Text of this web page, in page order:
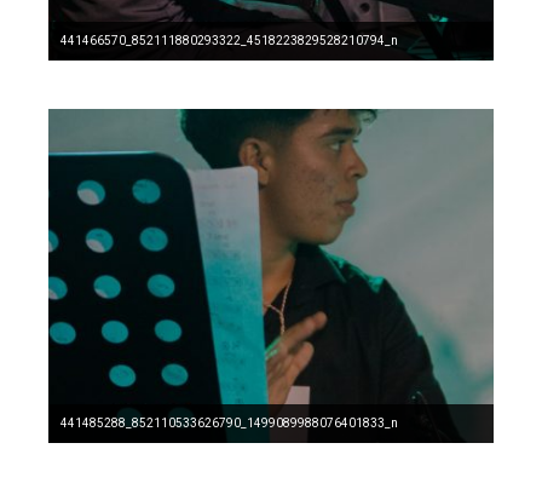
441466570_852111880293322_4518223829528210794_n
441485288_852110533626790_1499089988076401833_n